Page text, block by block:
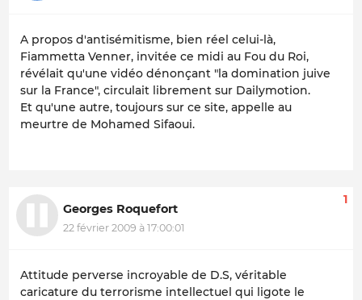
A propos d'antisémitisme, bien réel celui-là,
Fiammetta Venner, invitée ce midi au Fou du Roi,
révélait qu'une vidéo dénonçant "la domination juive
sur la France", circulait librement sur Dailymotion.
Et qu'une autre, toujours sur ce site, appelle au
meurtre de Mohamed Sifaoui.
Georges Roquefort
22 février 2009 à 17:00:01
1
Attitude perverse incroyable de D.S, véritable
caricature du terrorisme intellectuel qui ligote le